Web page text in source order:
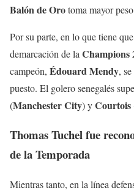
Balón deOrotoma mayor
Por su parte, en lo que tiene
demarcación de la Champions
campeón, Édouard Mendy,
puesto. El golero senegalés
(ManchesterCity) yCourtois
Thomas Tuchel fue
de la Temporada
Mientras tanto, en la línea